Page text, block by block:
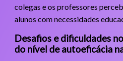
colegas e os professores
alunos com necessidades
Desafios e dificuldades
do nível de autoeficácia